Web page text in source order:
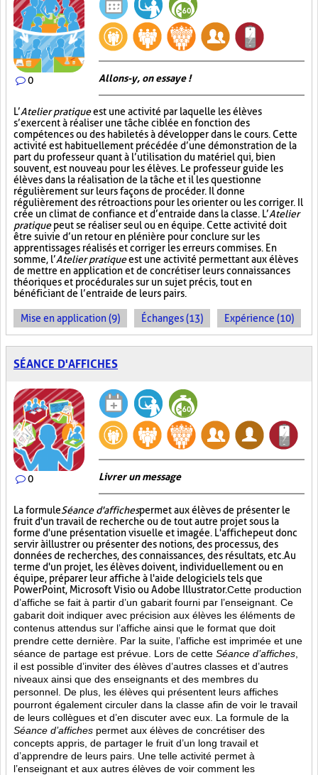
0 Allons-y, on essaye !
L’Atelier pratiqueest une activité par laquelle les élèves
s’exercent à réaliser une tâche ciblée en fonction des
compétences ou des habiletés à développer dans le cours. Cette
activité est habituellement précédée d’une démonstration de la
part du professeur quant à l’utilisation du matériel qui, bien
souvent, est nouveau pour les élèves. Le professeur guide les
élèves dans la réalisation de la tâche et il les questionne
régulièrement sur leurs façons de procéder. Il donne
régulièrement des rétroactions pour les orienter ou les corriger. Il
crée un climat de confiance et d’entraide dans la classe. L’Atelier
pratiquepeut se réaliser seul ou en équipe. Cette activité doit
être suivie d’un retour en plénière pour conclure sur les
apprentissages réalisés et corriger les erreurs commises. En
somme, l’Atelier pratiqueest une activité permettant aux élèves
de mettre en application et de concrétiser leurs connaissances
théoriques et procédurales sur un sujet précis, tout en
bénéficiant de l’entraide de leurs pairs.
Mise en application (9) Échanges (13) Expérience (10)
SÉANCE D'AFFICHES
0 Livrer un message
La formuleSéance d'affichespermet aux élèves de présenter le
fruit d'un travail de recherche ou de tout autre projet sous la
forme d'une présentation visuelle et imagée. L'affichepeut donc
servir à illustrer ou présenter des notions, des processus, des
données de recherches, des connaissances, des résultats, etc. Au
terme d'un projet, les élèves doivent, individuellement ou en
équipe, préparer leur affiche à l'aide de logiciels tels que
PowerPoint, Microsoft Visio ou Adobe Illustrator.Cette production
d’affiche se fait à partir d’un gabarit fourni par l’enseignant. Ce
gabarit doit indiquer avec précision aux élèves les éléments de
contenus attendus sur l’affiche ainsi que le format que doit
prendre cette dernière. Par la suite, l’affiche est imprimée et une
séance de partage est prévue. Lors de cette Séance d’affiches
il est possible d’inviter des élèves d’autres classes et d’autres
niveaux ainsi que des enseignants et des membres du
personnel. De plus, les élèves qui présentent leurs affiches
pourront également circuler dans la classe afin de voir le travail
de leurs collègues et d’en discuter avec eux. La formule de la
Séance d’affiches permet aux élèves de concrétiser des
concepts appris, de partager le fruit d’un long travail et
d’apprendre de leurs pairs. Une telle activité permet à
l’enseignant et aux autres élèves de voir comment les